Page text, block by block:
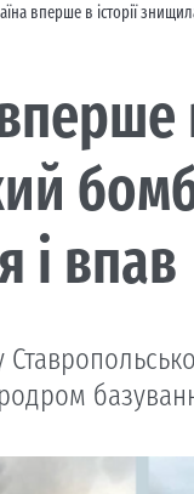
вперше в історії
і впав